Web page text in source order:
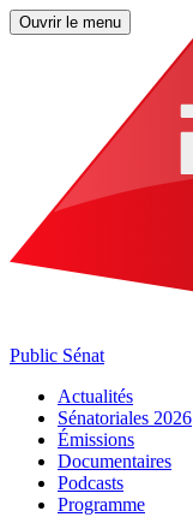
Ouvrir le menu
Public Sénat
Actualités
Sénatoriales 2026
Émissions
Documentaires
Podcasts
Programme